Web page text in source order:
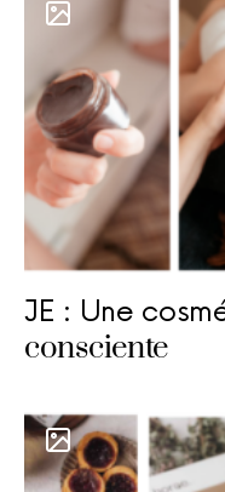
JE : Une
consciente